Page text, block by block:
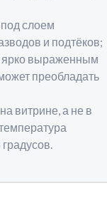
слоем
и подтёков;
выраженным
преобладать
витрине, а не в